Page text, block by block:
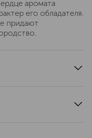
аромата
его обладателя.
придают